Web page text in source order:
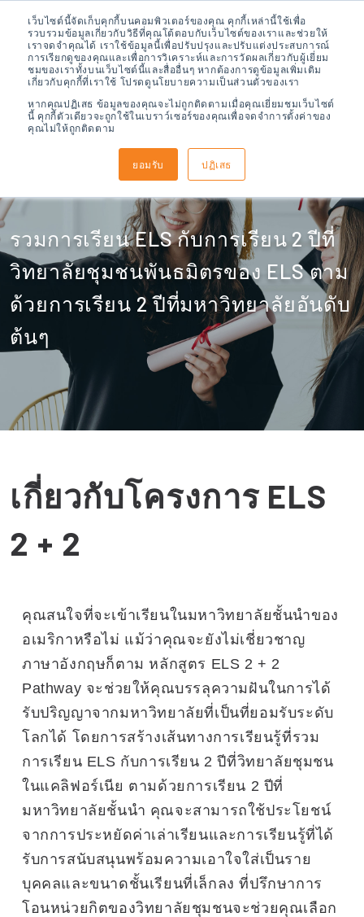
เว็บไซต์นี้จัดเก็บคุกกี้บนคอมพิวเตอร์ของคุณ คุกกี้เหล่านี้ใช้เพื่อ
รวบรวมข้อมูลเกี่ยวกับวิธีที่คุณโต้ตอบกับเว็บไซต์ของเราและช่วยให้
เราจดจำคุณได้ เราใช้ข้อมูลนี้เพื่อปรับปรุงและปรับแต่งประสบการณ์
การเรียกดูของคุณและเพื่อการวิเคราะห์และการวัดผลเกี่ยวกับผู้เยี่ยม
ชมของเราทั้งบนเว็บไซต์นี้และสื่ออื่นๆ หากต้องการดูข้อมูลเพิ่มเติม
เกี่ยวกับคุกกี้ที่เราใช้ โปรดดูนโยบายความเป็นส่วนตัวของเรา
หากคุณปฏิเสธ ข้อมูลของคุณจะไม่ถูกติดตามเมื่อคุณเยี่ยมชมเว็บไซต์
นี้ คุกกี้ตัวเดียวจะถูกใช้ในเบราว์เซอร์ของคุณเพื่อจดจำการตั้งค่าของ
คุณไม่ให้ถูกติดตาม
ยอมรับ ปฏิเสธ
หลักสูตร ELS 2 + 2
รวมการเรียน ELS กับการเรียน 2 ปีที่
วิทยาลัยชุมชนพันธมิตรของ ELS ตาม
ด้วยการเรียน 2 ปีที่มหาวิทยาลัยอันดับ
ต้นๆ
เกี่ยวกับโครงการ ELS
2 + 2
คุณสนใจที่จะเข้าเรียนในมหาวิทยาลัยชั้นนำของ
อเมริกาหรือไม่ แม้ว่าคุณจะยังไม่เชี่ยวชาญ
ภาษาอังกฤษก็ตาม หลักสูตร ELS 2 + 2
Pathway จะช่วยให้คุณบรรลุความฝันในการได้
รับปริญญาจากมหาวิทยาลัยที่เป็นที่ยอมรับระดับ
โลกได้ โดยการสร้างเส้นทางการเรียนรู้ที่รวม
การเรียน ELS กับการเรียน 2 ปีที่วิทยาลัยชุมชน
ในแคลิฟอร์เนีย ตามด้วยการเรียน 2 ปีที่
มหาวิทยาลัยชั้นนำ คุณจะสามารถใช้ประโยชน์
จากการประหยัดค่าเล่าเรียนและการเรียนรู้ที่ได้
รับการสนับสนุนพร้อมความเอาใจใส่เป็นราย
บุคคลและขนาดชั้นเรียนที่เล็กลง ที่ปรึกษาการ
โอนหน่วยกิตของวิทยาลัยชุมชนจะช่วยคุณเลือก